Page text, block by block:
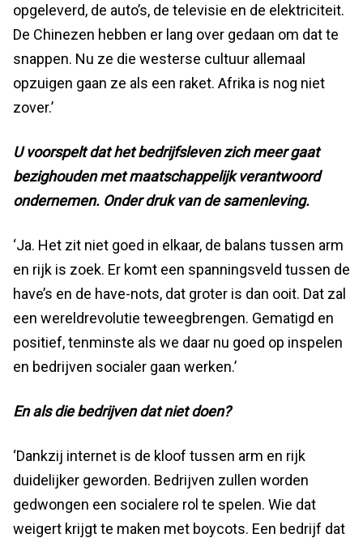
opgeleverd, de auto’s, de televisie en de elektriciteit.
De Chinezen hebben er lang over gedaan om dat te
snappen. Nu ze die westerse cultuur allemaal
opzuigen gaan ze als een raket. Afrika is nog niet
zover.’
U voorspelt dat het bedrijfsleven zich meer gaat
bezighouden met maatschappelijk verantwoord
ondernemen. Onder druk van de samenleving.
‘Ja. Het zit niet goed in elkaar, de balans tussen arm
en rijk is zoek. Er komt een spanningsveld tussen de
have’s en de have-nots, dat groter is dan ooit. Dat zal
een wereldrevolutie teweegbrengen. Gematigd en
positief, tenminste als we daar nu goed op inspelen
en bedrijven socialer gaan werken.’
En als die bedrijven dat niet doen?
‘Dankzij internet is de kloof tussen arm en rijk
duidelijker geworden. Bedrijven zullen worden
gedwongen een socialere rol te spelen. Wie dat
weigert krijgt te maken met boycots. Een bedrijf dat